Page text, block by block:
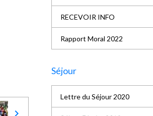
RECEVOIR INFO
Rapport Moral 2022
Séjour
Lettre du Séjour 2020